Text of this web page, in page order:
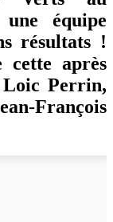
équipe
résultats !
cette après
Loic Perrin,
François